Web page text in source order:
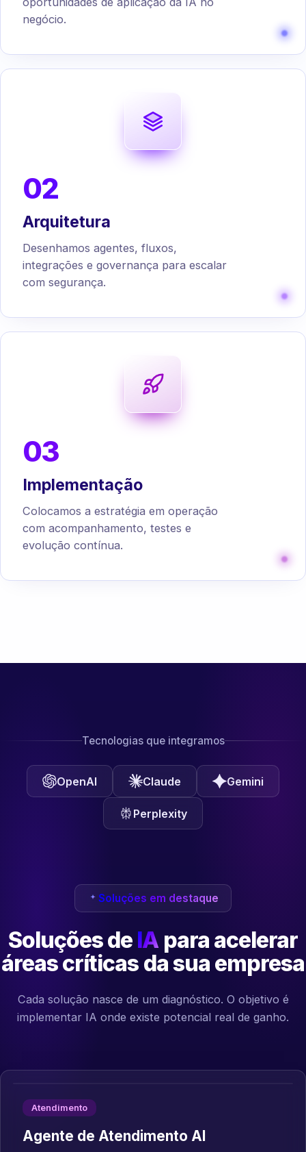
negócio.
02
Arquitetura
Desenhamos agentes, fluxos,
integrações e governança para escalar
com segurança.
03
Implementação
Colocamos a estratégia em operação
com acompanhamento, testes e
evolução contínua.
Tecnologias que integramos
OpenAI Claude Gemini
Perplexity
Soluções em destaque
Soluções de IA para acelerar
áreas críticas da sua empresa
Cada solução nasce de um diagnóstico. O objetivo é
implementar IA onde existe potencial real de ganho.
Atendimento
Agente de Atendimento AI